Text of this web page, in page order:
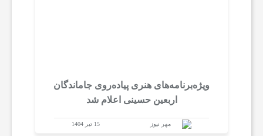
ویژه‌برنامه‌های هنری پیاده‌روی جاماندگان
اربعین حسینی اعلام شد
مهر نیوز 15 تیر 1404